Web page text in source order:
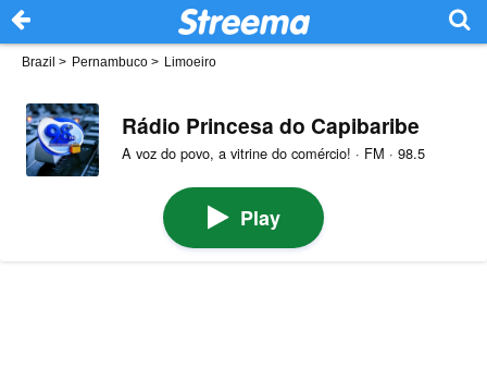
Brazil > Pernambuco > Limoeiro
Rádio Princesa do Capibaribe
A voz do povo, a vitrine do comércio! · FM · 98.5
Play